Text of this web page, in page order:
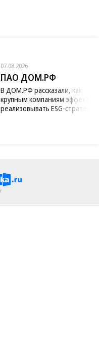
07.08.2026
ПАО ДОМ.РФ
В ДОМ.РФ рассказали, как
крупным компаниям